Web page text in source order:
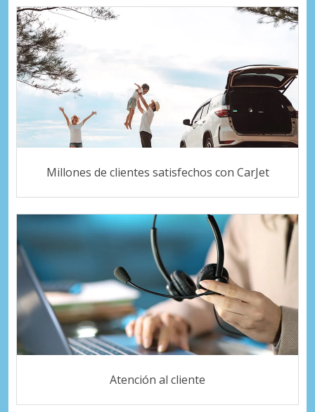
Millones de clientes satisfechos con CarJet
Atención al cliente